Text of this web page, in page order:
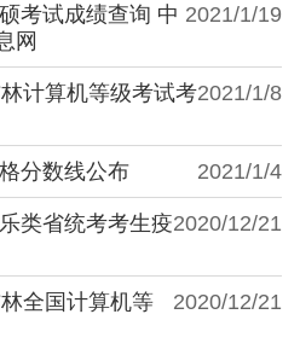
2021/1/19
考试成绩查询 中
网
2021/1/8
计算机等级考试考
2021/1/4
分数线公布
2020/12/21
类省统考考生疫
2020/12/21
全国计算机等